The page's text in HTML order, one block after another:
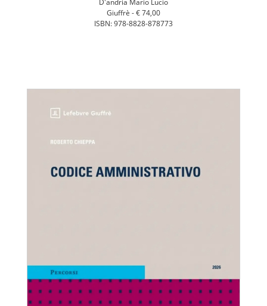
Giuffrè -€ 74,00
ISBN: 978-8828-878773